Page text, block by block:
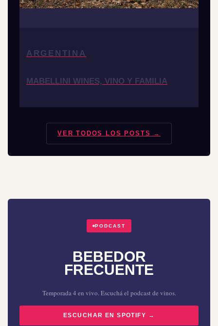
ARGENTINA
MABELLINI WINES, VINO Y FAMILIA
VER TODOS LOS POSTS →
PODCAST
BEBEDOR
FRECUENTE
Temporada 4 en vivo. Escuchá el podcast de vinos.
ESCUCHAR EN SPOTIFY →